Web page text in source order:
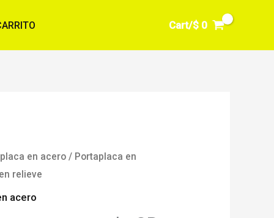
Cart/$ 0
en acero/ Portaplaca en
relieve
acero